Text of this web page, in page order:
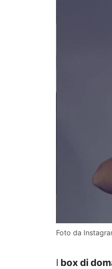
Foto da
I box di